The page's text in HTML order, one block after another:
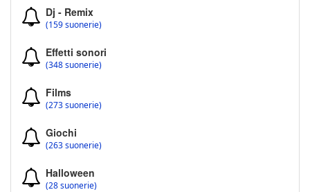
Dj - Remix
(159 suonerie)
Effetti sonori
(348 suonerie)
Films
(273 suonerie)
Giochi
(263 suonerie)
Halloween
(28 suonerie)